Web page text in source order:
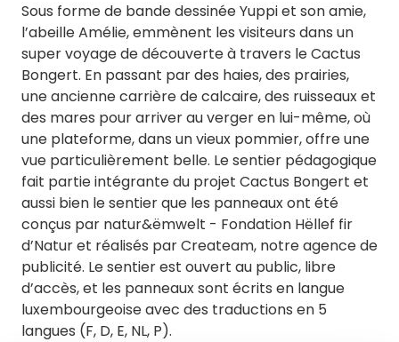
Sous forme de bande dessinée Yuppi et son amie,
l’abeille Amélie, emmènent les visiteurs dans un
super voyage de découverte à travers le Cactus
Bongert. En passant par des haies, des prairies,
une ancienne carrière de calcaire, des ruisseaux et
des mares pour arriver au verger en lui-même, où
une plateforme, dans un vieux pommier, offre une
vue particulièrement belle. Le sentier pédagogique
fait partie intégrante du projet Cactus Bongert et
aussi bien le sentier que les panneaux ont été
conçus par natur&ëmwelt - Fondation Hëllef fir
d’Natur et réalisés par Createam, notre agence de
publicité. Le sentier est ouvert au public, libre
d’accès, et les panneaux sont écrits en langue
luxembourgeoise avec des traductions en 5
langues (F, D, E, NL, P).